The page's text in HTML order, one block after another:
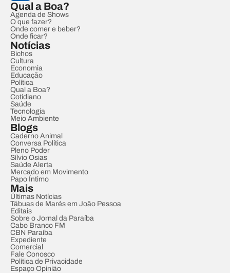
Qual a Boa?
Agenda de Shows
O que fazer?
Onde comer e beber?
Onde ficar?
Notícias
Bichos
Cultura
Economia
Educação
Política
Qual a Boa?
Cotidiano
Saúde
Tecnologia
Meio Ambiente
Blogs
Caderno Animal
Conversa Política
Pleno Poder
Sílvio Osias
Saúde Alerta
Mercado em Movimento
Papo Íntimo
Mais
Últimas Notícias
Tábuas de Marés em João Pessoa
Editais
Sobre o Jornal da Paraíba
Cabo Branco FM
CBN Paraíba
Expediente
Comercial
Fale Conosco
Política de Privacidade
Espaço Opinião